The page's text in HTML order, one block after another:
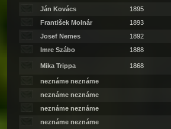
Ján Kovács
1895
František Molnár
1893
Josef Nemes
1892
Imre Szábo
1888
Mika Trippa 1868
neznáme neznáme
neznáme neznáme
neznáme neznáme
neznáme neznáme